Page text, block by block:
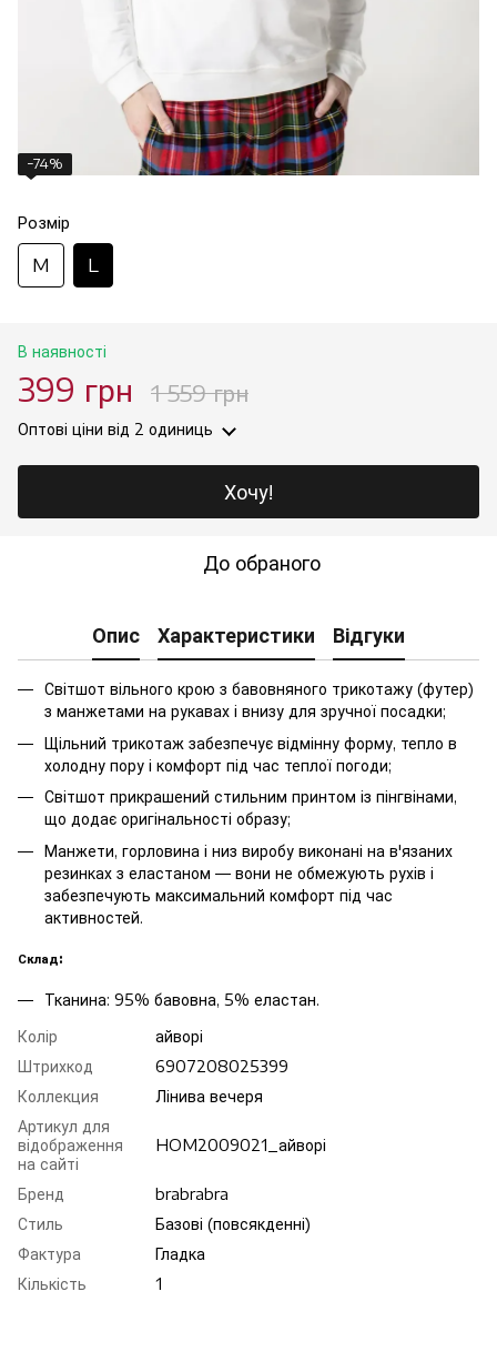
−74%
Розмір
M L
В наявності
399 грн 1 559 грн
Оптові ціни від 2 одиниць
Хочу!
До обраного
Опис Характеристики Відгуки
Світшот вільного крою з бавовняного трикотажу (футер)
з манжетами на рукавах і внизу для зручної посадки;
Щільний трикотаж забезпечує відмінну форму, тепло в
холодну пору і комфорт під час теплої погоди;
Світшот прикрашений стильним принтом із пінгвінами,
що додає оригінальності образу;
Манжети, горловина і низ виробу виконані на в'язаних
резинках з еластаном — вони не обмежують рухів і
забезпечують максимальний комфорт під час
активностей.
Склад:
Тканина: 95% бавовна, 5% еластан.
Колір
айворі
Штрихкод
6907208025399
Коллекция
Лінива вечеря
Артикул для
відображення
на сайті
HOM2009021_айворі
Бренд
brabrabra
Стиль
Базові (повсякденні)
Фактура
Гладка
Кількість
1